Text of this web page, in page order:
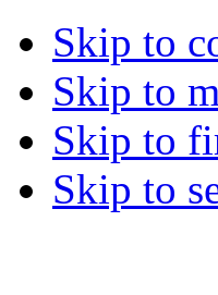
Skip to
Skip to
Skip to
Skip to